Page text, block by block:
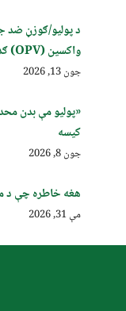
واکسین (OPV) ګډ کمپاین پيل شو
جون 13, 2026
«پولیو مې بدن
کیسه
جون 8, 2026
هغه خاطره چې د
مې 31, 2026